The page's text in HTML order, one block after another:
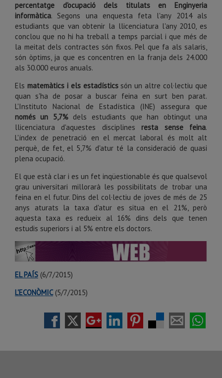
percentatge d'ocupació dels titulats en Enginyeria
informàtica. Segons una enquesta feta l'any 2014 als
estudiants que van obtenir la llicenciatura l'any 2010, es
conclou que no hi ha treball a temps parcial i que més de
la meitat dels contractes són fixos. Pel que fa als salaris,
són òptims, ja que es concentren en la franja dels 24.000
als 30.000 euros anuals.
Els matemàtics i els estadístics són un altre col·lectiu que
quan s'ha de posar a buscar feina en surt ben parat.
L'Instituto Nacional de Estadística (INE) assegura que
només un 5,7%dels estudiants que han obtingut una
llicenciatura d'aquestes disciplines resta sense feina.
L'índex de penetració en el mercat laboral és molt alt
perquè, de fet, el 5,7% d'atur té la consideració de quasi
plena ocupació.
El que està clar i es un fet inqüestionable és que qualsevol
grau universitari millorarà les possibilitats de trobar una
feina en el futur. Dins del col·lectiu de joves de més de 25
anys aturats la taxa d'atur es situa en el 21%, però
aquesta taxa es redueix al 16% dins dels que tenen
estudis superiors i al 5% entre els doctors.
EL PAÍS (6/7/2015)
L'ECONÒMIC(5/7/2015)